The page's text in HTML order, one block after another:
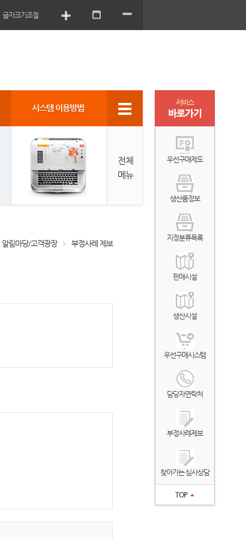
글자크기조절
시스템 이용방법
전체
메뉴
알림마당/고객광장 부정사례 제보
서비스
바로가기
우선구매제도
생산품정보
지정분류목록
판매시설
생산시설
우선구매시스템
담당자연락처
부정사례제보
찾아가는 심사상담
TOP